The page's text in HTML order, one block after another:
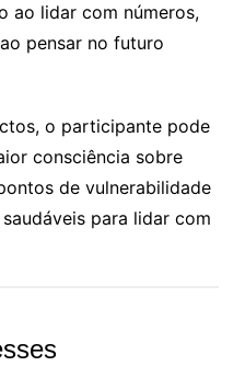
ao lidar com números,
pensar no futuro
o participante pode
consciência sobre
de vulnerabilidade
para lidar com